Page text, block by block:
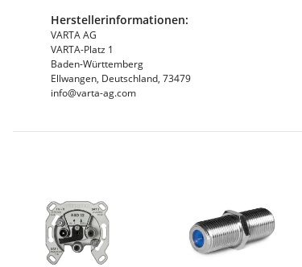
Herstellerinformationen:
VARTA AG
VARTA-Platz 1
Baden-Württemberg
Ellwangen, Deutschland, 73479
info@varta-ag.com